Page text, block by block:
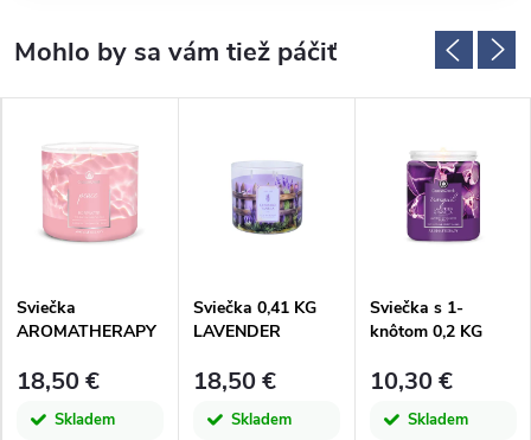
Sviečka
AROMATHERAPY
ROSEWATER,
3 knôty|GOOSE
18,50 €
Skladem
Sviečka 0,41 KG
LAVENDER
aromatická v dóze,
viečko
18,50 €
Skladem
Sviečka s 1-
knôtom 0,2 KG
VANILLA,
KP|GOOSE CREEK
10,30 €
Skladem